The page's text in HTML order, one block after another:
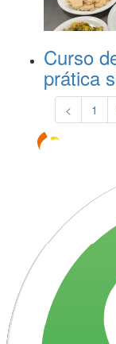
Curso
prática
< 1